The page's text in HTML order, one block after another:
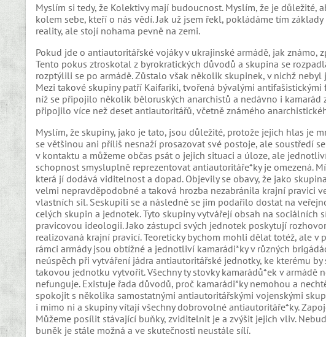
Myslím si tedy, že Kolektivy mají budoucnost. Myslím, že je
kolem sebe, kteří o nás vědí. Jak už jsem řekl, pokládáme tím
reality, ale stojí nohama pevně na zemi.
Pokud jde o antiautoritářské vojáky v ukrajinské armádě, jak
Tento pokus ztroskotal z byrokratických důvodů a skupina se
rozptýlili se po armádě. Zůstalo však několik skupinek, v nichž
Mezi takové skupiny patří Kaifariki, tvořená bývalými
níž se připojilo několik běloruských anarchistů a nedávno i kamarád
připojilo více než deset antiautoritářů, včetně známého
Myslím, že skupiny, jako je tato, jsou důležité, protože jejich hlas je
se většinou ani příliš nesnaží prosazovat své postoje, ale soustředí
v kontaktu a můžeme občas psát o jejich situaci a úloze, ale
schopnost smysluplně reprezentovat antiautoritáře*ky je omezená.
která jí dodává viditelnost a dopad. Objevily se obavy, že jako
velmi nepravděpodobné a taková hrozba nezabránila krajní pravici
vlastních sil. Seskupili se a následně se jim podařilo dostat na
celých skupin a jednotek. Tyto skupiny vytvářejí obsah na
pravicovou ideologii. Jako zástupci svých jednotek poskytují
realizovaná krajní pravicí. Teoreticky bychom mohli dělat totéž, ale v
rámci armády jsou obtížné a jednotliví kamarádi*ky v různých
neúspěch při vytváření jádra antiautoritářské jednotky, ke kterému
takovou jednotku vytvořit. Všechny ty stovky kamarádů*ek v
nefunguje. Existuje řada důvodů, proč kamarádi*ky nemohou a
spokojit s několika samostatnými antiautoritářskými vojenskými
i mimo ni a skupiny vítají všechny dobrovolné antiautoritáře*ky.
Můžeme posílit stávající buňky, zviditelnit je a zvýšit jejich vliv.
buněk je stále možná a ve skutečnosti neustále sílí.